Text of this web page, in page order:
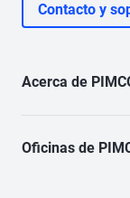
Contacto y
Acerca de
Oficinas de